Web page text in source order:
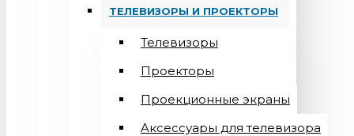
ТЕЛЕВИЗОРЫ И ПРОЕКТОРЫ
Телевизоры
Проекторы
Проекционные экраны
Aксессуары для телевизора